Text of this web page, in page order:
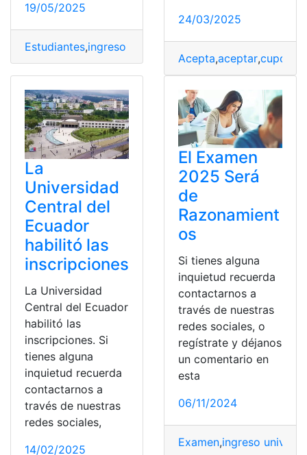
19/05/2025
Estudiantes,ingreso universidad
24/03/2025
Acepta,aceptar,cupo
La
Universidad
Central del
Ecuador
habilitó las
inscripciones
La Universidad
Central del Ecuador
habilitó las
inscripciones. Si
tienes alguna
inquietud recuerda
contactarnos a
través de nuestras
redes sociales,
14/02/2025
El Examen
2025 Será
de
Razonamient
os
Si tienes alguna
inquietud recuerda
contactarnos a
través de nuestras
redes sociales, o
regístrate y déjanos
un comentario en
esta
06/11/2024
Examen,ingreso